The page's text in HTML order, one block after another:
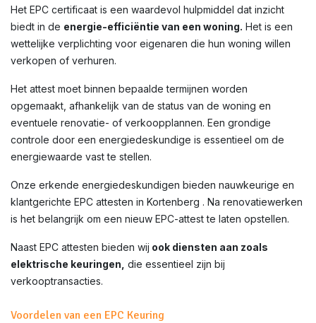
Het EPC certificaat is een waardevol hulpmiddel dat inzicht
biedt in de energie-efficiëntie van een woning. Het is een
wettelijke verplichting voor eigenaren die hun woning willen
verkopen of verhuren.
Het attest moet binnen bepaalde termijnen worden
opgemaakt, afhankelijk van de status van de woning en
eventuele renovatie- of verkoopplannen. Een grondige
controle door een energiedeskundige is essentieel om de
energiewaarde vast te stellen.
Onze erkende energiedeskundigen bieden nauwkeurige en
klantgerichte EPC attesten in Kortenberg . Na renovatiewerken
is het belangrijk om een nieuw EPC-attest te laten opstellen.
Naast EPC attesten bieden wij ook diensten aan zoals
elektrische keuringen, die essentieel zijn bij
verkooptransacties.
Voordelen van een EPC Keuring